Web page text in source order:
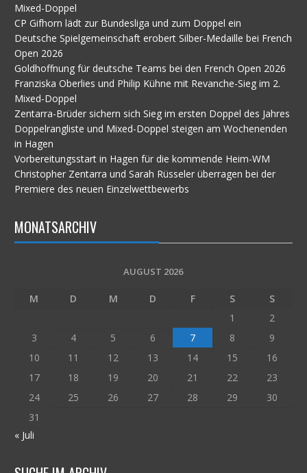
Mixed-Doppel
CP Gifhorn lädt zur Bundesliga und zum Doppel ein
Deutsche Spielgemeinschaft erobert Silber-Medaille bei French
Open 2026
Goldhoffnung für deutsche Teams bei den French Open 2026
Franziska Oberlies und Philip Kühne mit Revanche-Sieg im 2.
Mixed-Doppel
Zentarra-Brüder sichern sich Sieg im ersten Doppel des Jahres
Doppelrangliste und Mixed-Doppel steigen am Wochenenden
in Hagen
Vorbereitungsstart in Hagen für die kommende Heim-WM
Christopher Zentarra und Sarah Rüsseler überragen bei der
Premiere des neuen Einzelwettbewerbs
MONATSARCHIV
AUGUST 2026
M D M D F S
S
1
2
3
4 5 6 7 8
9
10
11 12 13 14 15
16
17
18 19 20 21 22
23
24
25 26 27 28 29
30
31
« Juli